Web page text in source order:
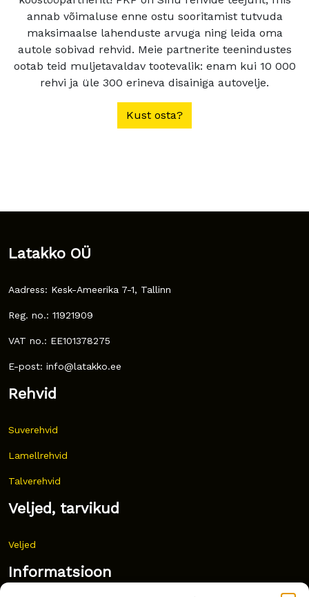
annab võimaluse enne ostu sooritamist tutvuda
maksimaalse lahenduste arvuga ning leida oma
autole sobivad rehvid. Meie partnerite teenindustes
ootab teid muljetavaldav tootevalik: enam kui 10 000
rehvi ja üle 300 erineva disainiga autovelje.
Kust osta?
Latakko OÜ
Aadress: Kesk-Ameerika 7-1, Tallinn
Reg. no.: 11921909
VAT no.: EE101378275
E-post: info@latakko.ee
Rehvid
Suverehvid
Lamellrehvid
Talverehvid
Veljed, tarvikud
Veljed
Informatsioon